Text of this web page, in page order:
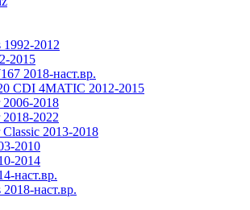
1992-2012
2015
2018-наст.вр.
CDI 4MATIC 2012-2015
2006-2018
2018-2022
Classic 2013-2018
2010
2014
наст.вр.
2018-наст.вр.